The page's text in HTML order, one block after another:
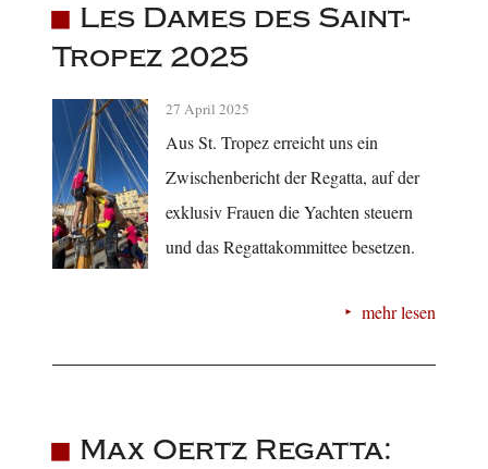
Les Dames des Saint-
Tropez 2025
27 April 2025
Aus St. Tropez erreicht uns ein
Zwischenbericht der Regatta, auf der
exklusiv Frauen die Yachten steuern
und das Regattakommittee besetzen.
mehr lesen
Max Oertz Regatta: